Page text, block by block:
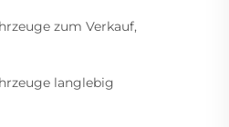
zum Verkauf,
langlebig